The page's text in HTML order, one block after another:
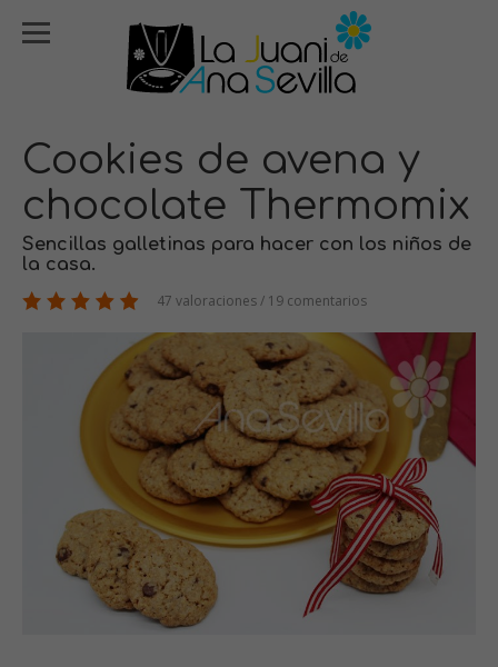
Cookies de avena y
chocolate Thermomix
Sencillas galletinas para hacer con los niños de
la casa.
47 valoraciones / 19 comentarios